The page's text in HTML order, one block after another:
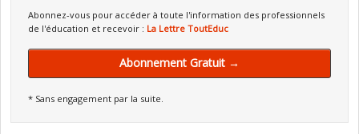
Abonnez-vous pour accéder à toute l'information des professionnels
de l'éducation et recevoir : La Lettre ToutEduc
Abonnement Gratuit →
* Sans engagement par la suite.